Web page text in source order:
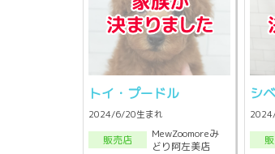
トイ・プードル
2024/6/20生まれ
販売店
MewZoomoreみ
どり阿左美店
シ